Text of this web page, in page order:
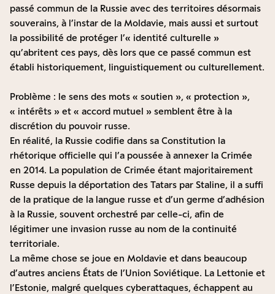
passé commun de la Russie avec des territoires désormais
souverains, à l’instar de la Moldavie, mais aussi et surtout
la possibilité de protéger l’« identité culturelle »
qu’abritent ces pays, dès lors que ce passé commun est
établi historiquement, linguistiquement ou culturellement.
Problème : le sens des mots « soutien », « protection »,
« intérêts » et « accord mutuel » semblent être à la
discrétion du pouvoir russe.
En réalité, la Russie codifie dans sa Constitution la
rhétorique officielle qui l’a poussée à annexer la Crimée
en 2014. La population de Crimée étant majoritairement
Russe depuis la déportation des Tatars par Staline, il a suffi
de la pratique de la langue russe et d’un germe d’adhésion
à la Russie, souvent orchestré par celle-ci, afin de
légitimer une invasion russe au nom de la continuité
territoriale.
La même chose se joue en Moldavie et dans beaucoup
d’autres anciens États de l’Union Soviétique. La Lettonie et
l’Estonie, malgré quelques cyberattaques, échappent au